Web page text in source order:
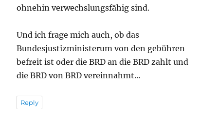
ohnehin verwechslungsfähig sind.
Und ich frage mich auch, ob das
Bundesjustizministerum von den gebühren
befreit ist oder die BRD an die BRD zahlt und
die BRD von BRD vereinnahmt…
Reply